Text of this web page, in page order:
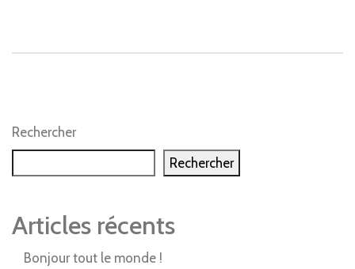
Rechercher
Rechercher
Articles récents
Bonjour tout le monde !